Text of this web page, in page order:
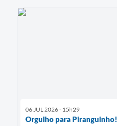
06 JUL 2026 - 15h29
Orgulho para Piranguinho!